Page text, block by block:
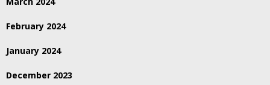
February 2024
January 2024
December 2023